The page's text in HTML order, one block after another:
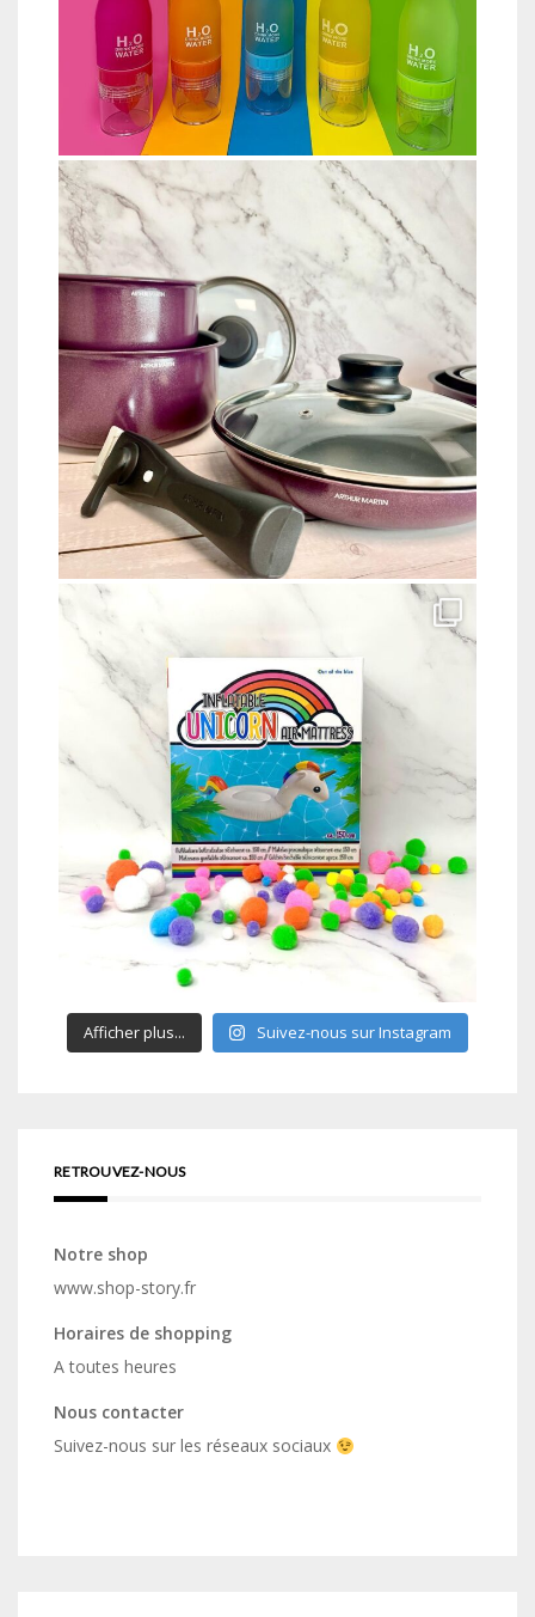
Afficher plus... Suivez-nous sur Instagram
RETROUVEZ-NOUS
Notre shop
www.shop-story.fr
Horaires de shopping
A toutes heures
Nous contacter
Suivez-nous sur les réseaux sociaux